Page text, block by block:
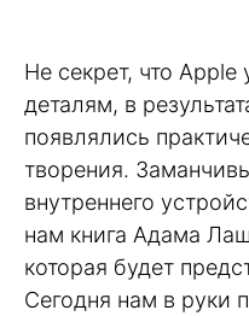
Не секрет, что
деталям, в
появлялись
творения.
внутреннего
нам книга Адама
которая будет
Сегодня нам в руки